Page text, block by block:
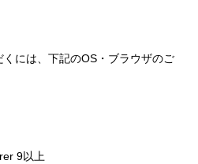
には、下記のOS・ブラウザのご
9以上